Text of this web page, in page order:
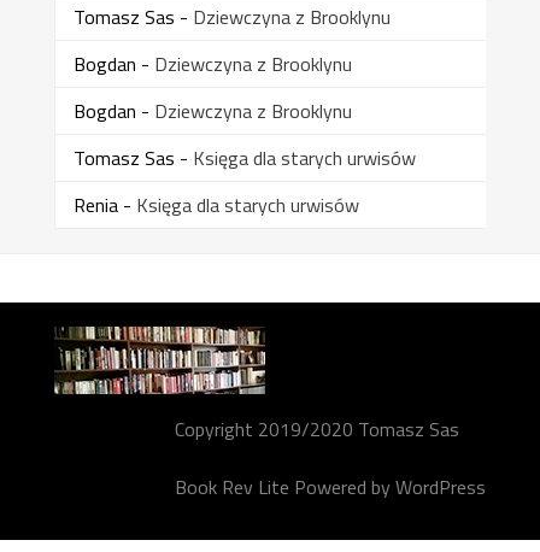
Tomasz Sas - Dziewczyna z Brooklynu
Bogdan - Dziewczyna z Brooklynu
Bogdan - Dziewczyna z Brooklynu
Tomasz Sas - Księga dla starych urwisów
Renia- Księga dla starych urwisów
Copyright 2019/2020 Tomasz Sas
Book Rev Lite Powered byWordPress